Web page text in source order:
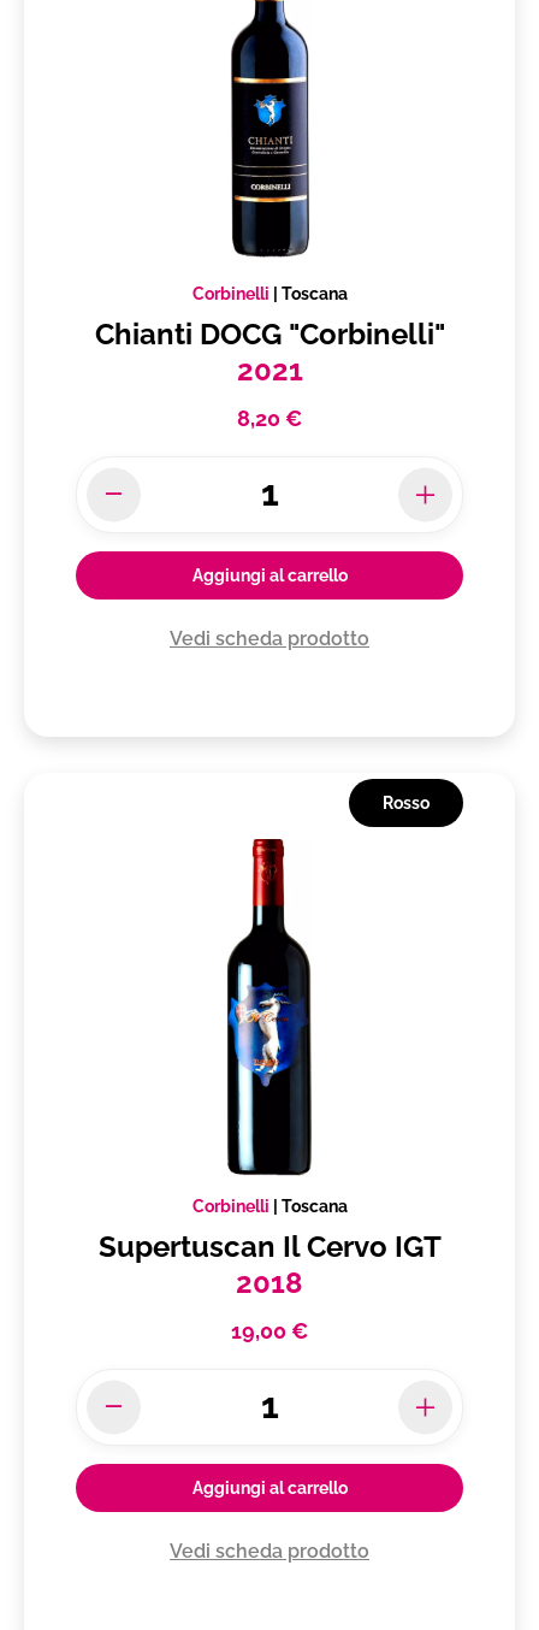
Corbinelli | Toscana
Chianti DOCG "Corbinelli"
2021
8,20 €
Aggiungi al carrello
Vedi scheda prodotto
Rosso
Corbinelli | Toscana
Supertuscan Il Cervo IGT
2018
19,00 €
Aggiungi al carrello
Vedi scheda prodotto